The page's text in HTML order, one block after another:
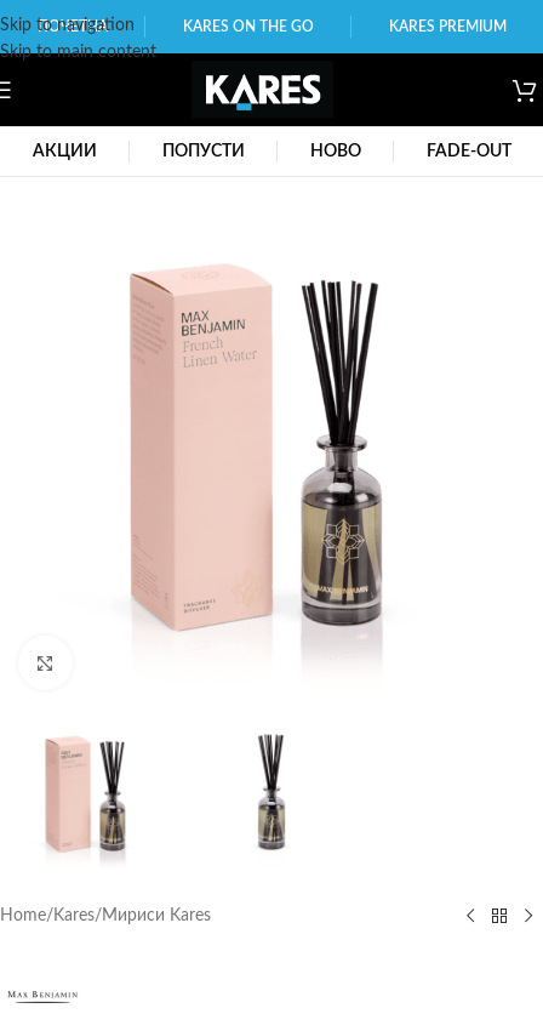
Skip to navigation
Skip to main content
ПОЧЕТНА KARES ON THE GO KARES PREMIUM
АКЦИИ ПОПУСТИ НОВО FADE-OUT
Home/ Kares/ Мириси Kares